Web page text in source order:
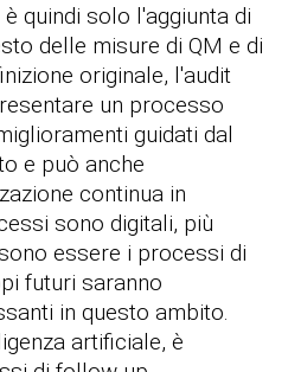
è quindi solo l'aggiunta di
delle misure di QM e di
originale, l'audit
un processo
guidati dal
e può anche
continua in
sono digitali, più
essere i processi di
futuri saranno
in questo ambito.
artificiale, è